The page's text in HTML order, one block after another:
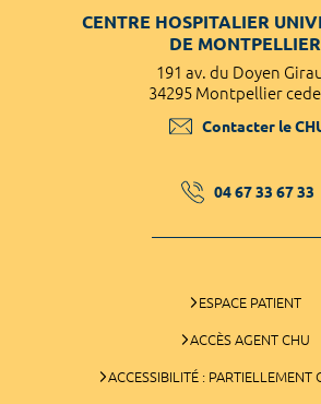
CENTRE HOSPITALIER
DE MONTPELLIER
191 av. du Doyen
34295 Montpellier
Contacter le
04 67 33 67 33
ESPACE PATIENT
ACCÈS AGENT CHU
ACCESSIBILITÉ : PARTIELLEMENT